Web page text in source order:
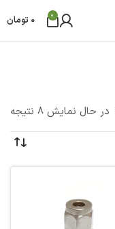
0
0 تومان
در حال نمایش 8 نتیجه